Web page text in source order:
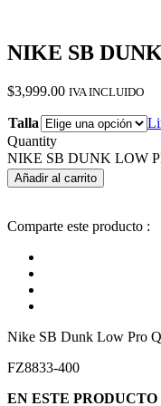
NIKE SB
$3,999.00 IVA INCLUIDO
Talla
Quantity
NIKE SB DUNK LOW
Añadir al carrito
Comparte este producto :
Nike SB Dunk Low Pro
FZ8833-400
EN ESTE